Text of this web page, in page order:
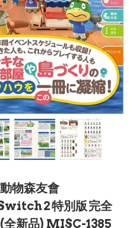
物森友會
2 特別版 完全
全新品) MISC-1385